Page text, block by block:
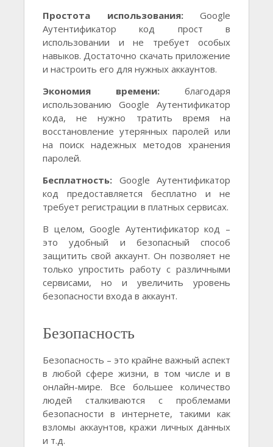
Простота использования:Google
Аутентификатор код прост в
использовании и не требует особых
навыков. Достаточно скачать приложение
и настроить его для нужных аккаунтов.
Экономия времени: благодаря
использованию Google Аутентификатор
кода, не нужно тратить время на
восстановление утерянных паролей или
на поиск надежных методов хранения
паролей.
Бесплатность: Google Аутентификатор
код предоставляется бесплатно и не
требует регистрации в платных сервисах.
В целом, Google Аутентификатор код –
это удобный и безопасный способ
защитить свой аккаунт. Он позволяет не
только упростить работу с различными
сервисами, но и увеличить уровень
безопасности входа в аккаунт.
Безопасность
Безопасность – это крайне важный аспект
в любой сфере жизни, в том числе и в
онлайн-мире. Все большее количество
людей сталкиваются с проблемами
безопасности в интернете, такими как
взломы аккаунтов, кражи личных данных
и т.д.